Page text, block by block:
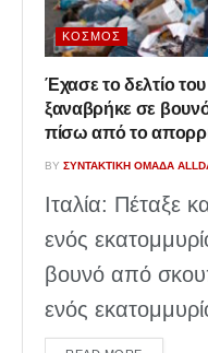
ΚΌΣΜΟΣ
Έχασε το δελτίο
ξαναβρήκε σε
πίσω από το
BY ΣΥΝΤΑΚΤΙΚΉ ΟΜΆΔΑ
Ιταλία: Πέταξε
ενός
βουνό από
ενός